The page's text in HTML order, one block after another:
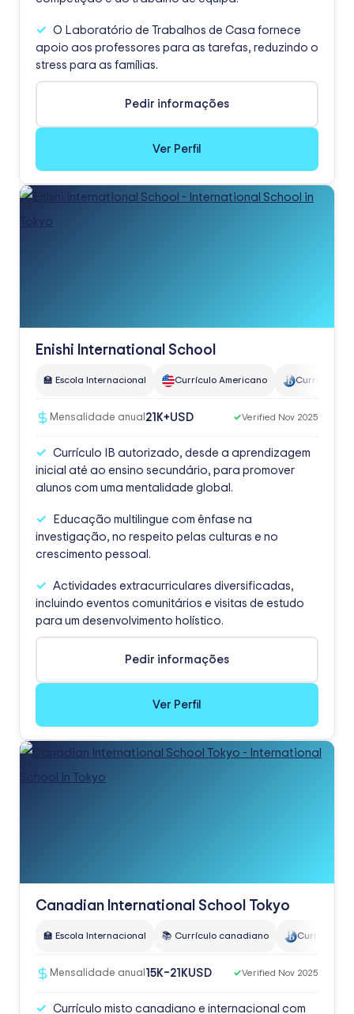
O Laboratório de Trabalhos de Casa fornece
apoio aos professores para as tarefas, reduzindo o
stress para as famílias.
Pedir informações
Ver Perfil
Enishi International School
🏫 Escola Internacional Currículo Americano Currículo do
Mensalidade anual 21K+USD ✓Verified Nov 2025
Currículo IB autorizado, desde a aprendizagem
inicial até ao ensino secundário, para promover
alunos com uma mentalidade global.
Educação multilingue com ênfase na
investigação, no respeito pelas culturas e no
crescimento pessoal.
Actividades extracurriculares diversificadas,
incluindo eventos comunitários e visitas de estudo
para um desenvolvimento holístico.
Pedir informações
Ver Perfil
Canadian International School Tokyo
🏫 Escola Internacional 📚 Currículo canadiano Currículo do
Mensalidade anual 15K–21KUSD ✓Verified Nov 2025
Currículo misto canadiano e internacional com